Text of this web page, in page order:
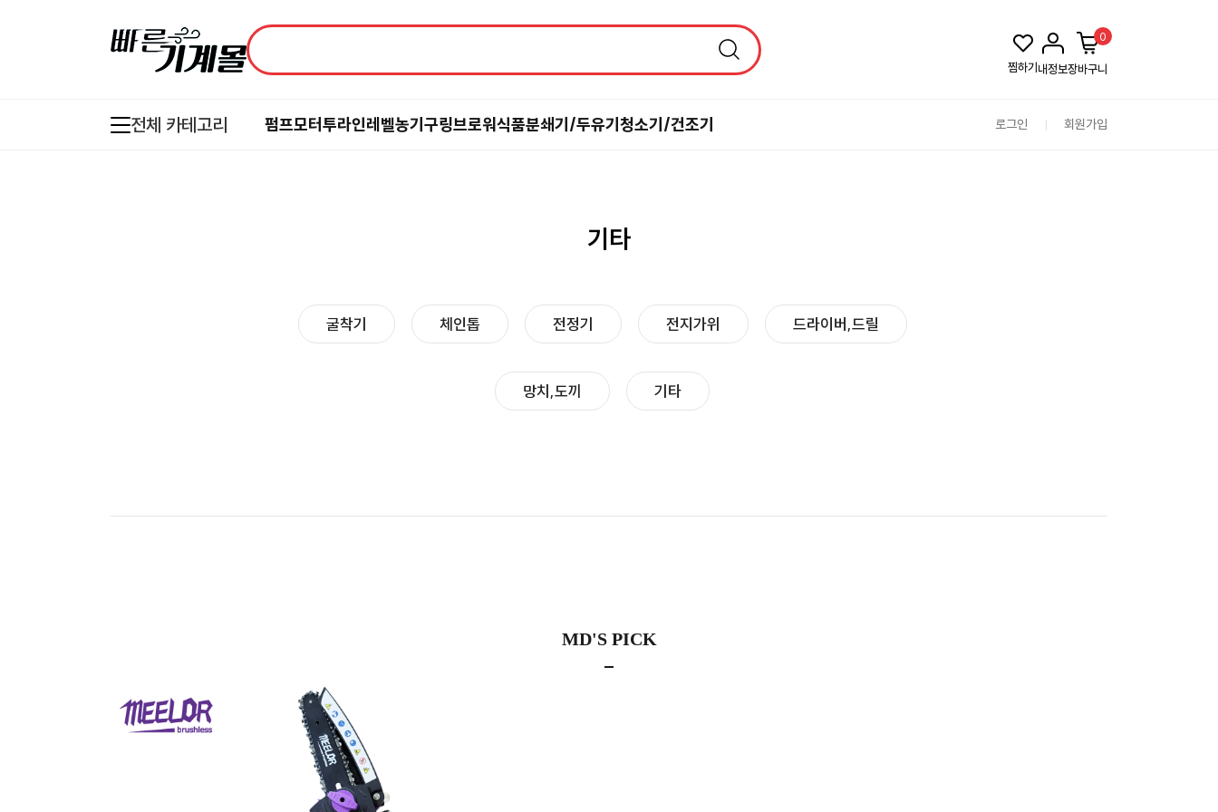
찜하기내정보
0
장바구니
전체 카테고리 펌프모터투라인레벨농기구링브로워식품분쇄기/두유기청소기/건조기 로그인 회원가입
기타
굴착기 체인톱 전정기 전지가위 드라이버,드릴
망치,도끼 기타
MD'S PICK